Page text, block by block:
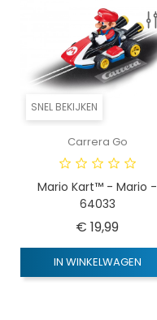
SNEL BEKIJKEN
Carrera Go
Mario Kart™ - Mario -
64033
€ 19,99Prijs
IN WINKELWAGEN